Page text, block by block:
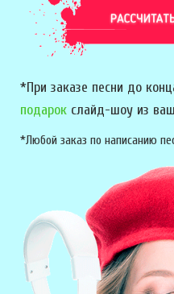
*При заказе песни до
подарок слайд-шоу из
*Любой заказ по написанию